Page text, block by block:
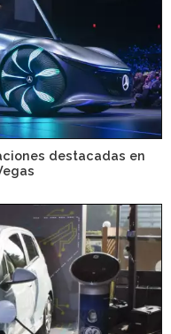
destacadas en